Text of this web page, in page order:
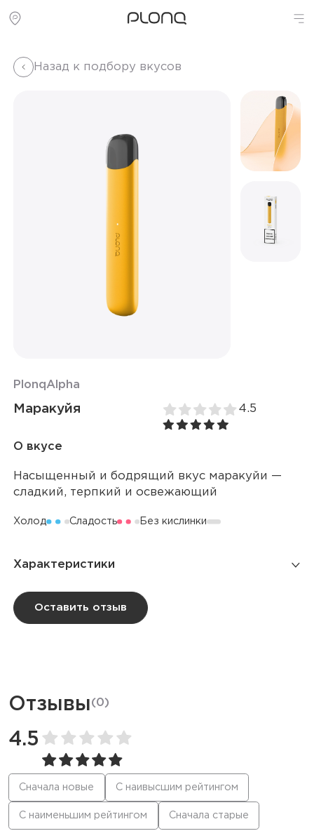
Назад к подбору вкусов
PlonqAlpha
Маракуйя 4.5
О вкусе
Насыщенный и бодрящий вкус маракуйи —
сладкий, терпкий и освежающий
Холод Сладость Без кислинки
Характеристики
Количество затяжек
Количество вкусов
Тип коила Спринг
Матовый
Оставить отзыв
Отзывы (0)
4.5
Сначала новые С наивысшим рейтингом
С наименьшим рейтингом Сначала старые